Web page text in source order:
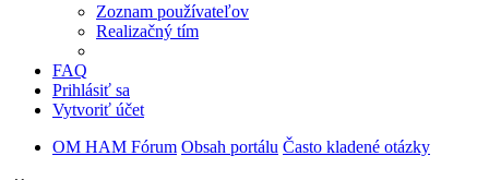
Zoznam používateľov
Realizačný tím
FAQ
Prihlásiť sa
Vytvoriť účet
OM HAM Fórum Obsah portálu Často kladené otázky